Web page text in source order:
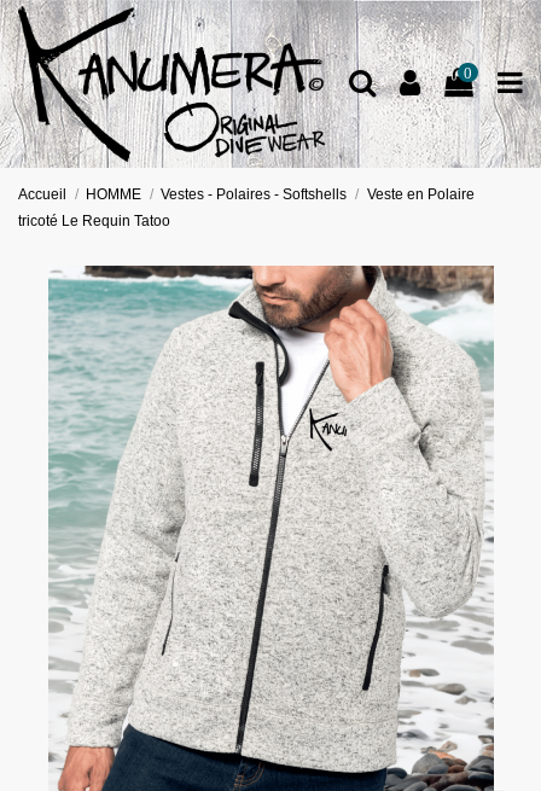
0
Accueil HOMME Vestes - Polaires - Softshells
Veste en Polaire
tricoté Le Requin Tatoo